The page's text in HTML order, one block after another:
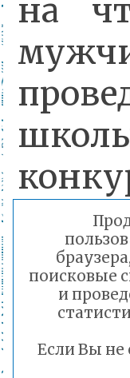
на
папа».
поисковые
и
Если Вы